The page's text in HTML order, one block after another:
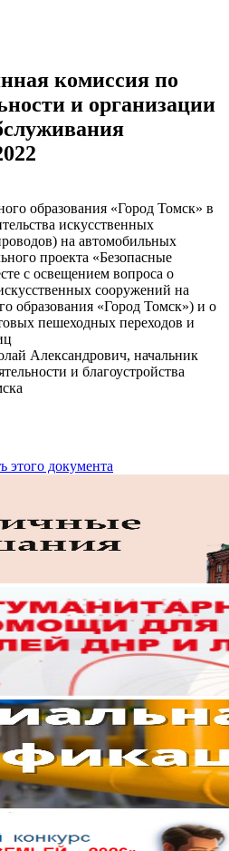
комиссия по
и организации
образования «Город Томск» в
искусственных
на автомобильных
проекта «Безопасные
с освещением вопроса о
сооружений на
образования «Город Томск») и о
пешеходных переходов и
Александрович, начальник
и благоустройства
этого документа